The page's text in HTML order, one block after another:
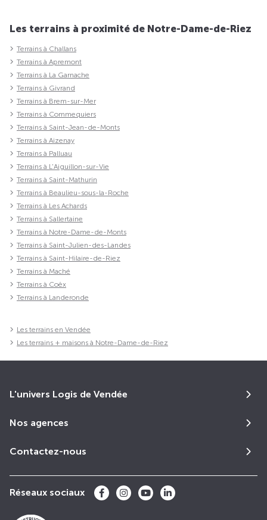
Les terrains à proximité de Notre-Dame-de-Riez
Terrains à Challans
Terrains à Apremont
Terrains à La Garnache
Terrains à Givrand
Terrains à Brem-sur-Mer
Terrains à Commequiers
Terrains à Saint-Jean-de-Monts
Terrains à Aizenay
Terrains à Palluau
Terrains à L'Aiguillon-sur-Vie
Terrains à Saint-Mathurin
Terrains à Beaulieu-sous-la-Roche
Terrains à Les Achards
Terrains à Sallertaine
Terrains à Notre-Dame-de-Monts
Terrains à Saint-Julien-des-Landes
Terrains à Saint-Hilaire-de-Riez
Terrains à Maché
Terrains à Coëx
Terrains à Landeronde
Les terrains en Vendée
Les terrains + maisons à Notre-Dame-de-Riez
L'univers Logis de Vendée
Nos agences
Contactez-nous
Réseaux sociaux